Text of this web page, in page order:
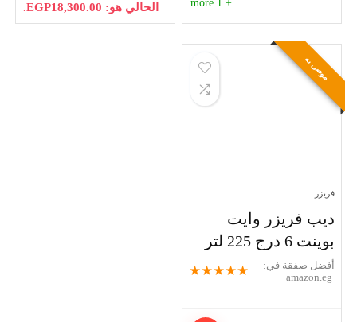
الحالي هو: EGP18,300.00.
وايت
★
★
★
★
★
في: